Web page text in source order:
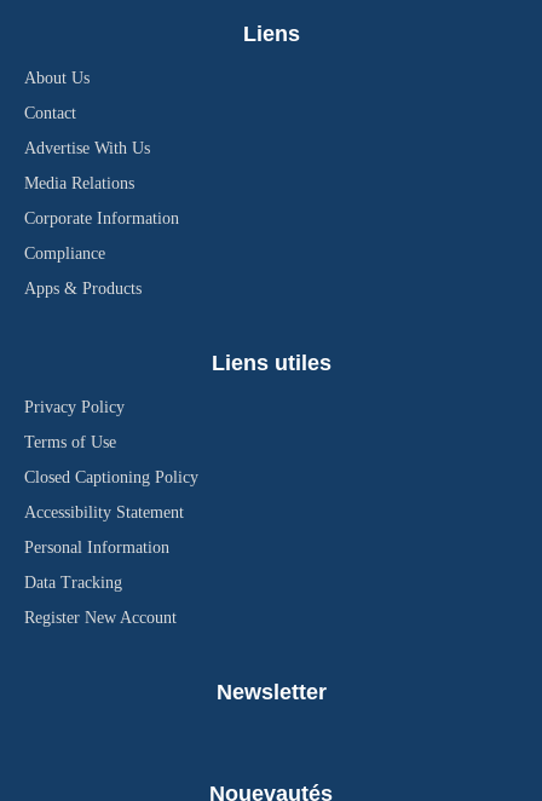
Liens
About Us
Contact
Advertise With Us
Media Relations
Corporate Information
Compliance
Apps & Products
Liens utiles
Privacy Policy
Terms of Use
Closed Captioning Policy
Accessibility Statement
Personal Information
Data Tracking
Register New Account
Newsletter
Nouevautés